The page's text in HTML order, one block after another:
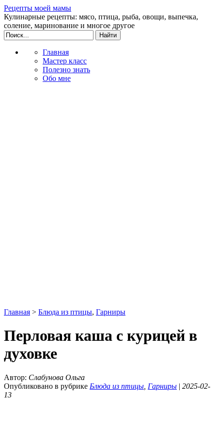
Рецепты моей мамы
Кулинарные рецепты: мясо, птица, рыба, овощи, выпечка,
соление, маринование и многое другое
Главная
Мастер класс
Полезно знать
Обо мне
Главная > Блюда из птицы, Гарниры
Перловая каша с курицей в
духовке
Автор: Слабунова Ольга
Опубликовано в рубрике Блюда из птицы Гарниры | 2025-02-
13